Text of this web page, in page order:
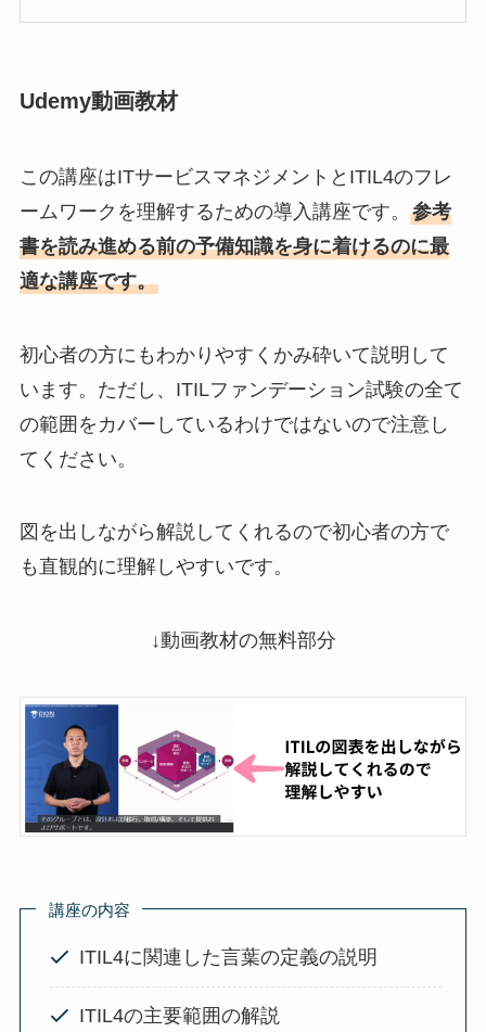
Udemy動画教材
この講座はITサービスマネジメントとITIL4のフレ
ームワークを理解するための導入講座です。 参考
書を読み進める前の予備知識を身に着けるのに最
適な講座です。
初心者の方にもわかりやすくかみ砕いて説明して
います。ただし、ITILファンデーション試験の全て
の範囲をカバーしているわけではないので注意し
てください。
図を出しながら解説してくれるので初心者の方で
も直観的に理解しやすいです。
↓動画教材の無料部分
講座の内容
ITIL4に関連した言葉の定義の説明
ITIL4の主要範囲の解説